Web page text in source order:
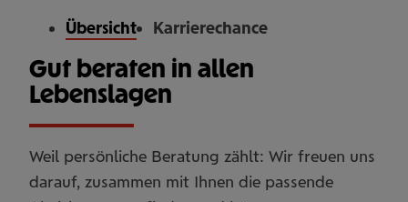
Übersicht Karrierechance
Gut beraten in allen
Lebenslagen
Weil persönliche Beratung zählt: Wir freuen uns
darauf, zusammen mit Ihnen die passende